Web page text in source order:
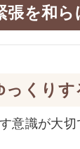
張を和ら
っくりす
意識が大切